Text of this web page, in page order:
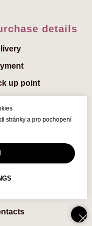
stránky a pro pochopení
details
up point
a greeting to the